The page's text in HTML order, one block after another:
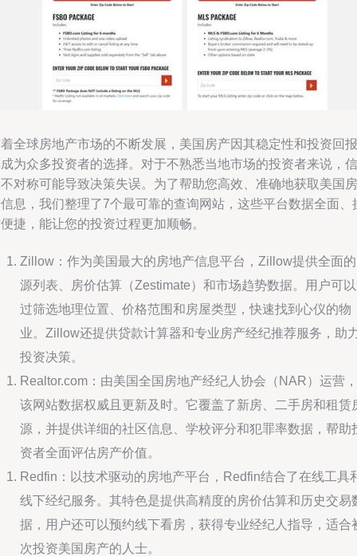
全球房地产市场的不断发展，美国房产因其稳定性和投资回报
为众多投资者的选择。对于不熟悉当地市场的投资者来说，信
对称可能导致决策失误。为了帮助您高效、准确地获取美国房
息，我们整理了7个最可靠的查询网站，这些平台数据全面、
捷，能让您的投资过程更加顺畅。
Zillow：作为美国最大的房地产信息平台，Zillow提供全面
源列表、房价估算（Zestimate）和市场趋势数据。用户可
过筛选地理位置、价格范围和房屋类型，快速找到心仪的物
业。Zillow还提供贷款计算器和专业房产经纪推荐服务，助
投资决策。
Realtor.com：由美国全国房地产经纪人协会（NAR）运营，
该网站数据权威且更新及时。它覆盖了新房、二手房和租赁
源，并提供详细的社区信息、学校评分和犯罪率数据，帮助
资者全面评估房产价值。
Redfin：以技术驱动的房地产平台，Redfin结合了在线工具
线下经纪服务。其特色是提供高精度的房价估算和历史交易
据，用户还可以预约线下看房，获得专业经纪人指导，适合
次投资美国房产的人士。